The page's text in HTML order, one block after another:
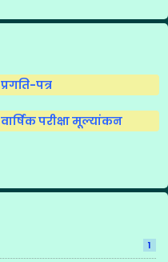
प्रगति-पत्र
वार्षिक परीक्षा मूल्यांकन
1